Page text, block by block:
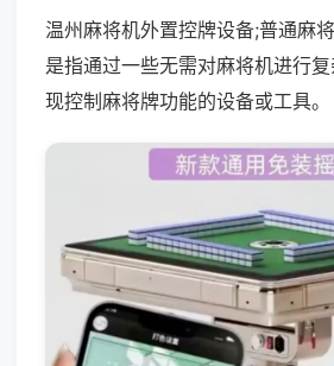
温州麻将机外置控牌设备;普通麻
是指通过一些无需对麻将机进行
现控制麻将牌功能的设备或工具。